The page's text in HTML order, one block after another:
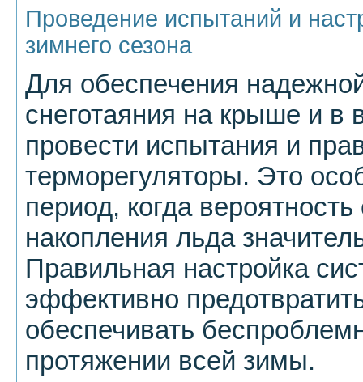
Проведение испытаний и
зимнего сезона
Для обеспечения
снеготаяния на крыше и в
провести испытания и
терморегуляторы. Это
период, когда
накопления льда
Правильная настройка
эффективно
обеспечивать
протяжении всей зимы.